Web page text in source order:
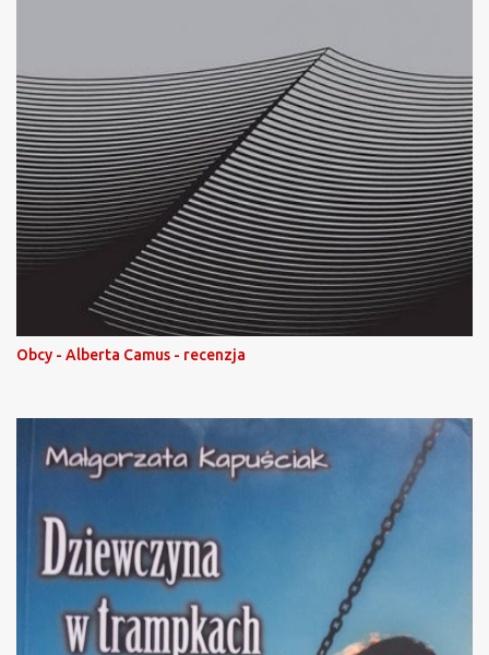
Obcy - Alberta Camus - recenzja